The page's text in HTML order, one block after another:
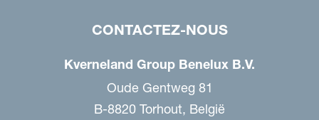
CONTACTEZ-NOUS
Kverneland Group Benelux B.V.
Oude Gentweg 81
B-8820 Torhout, België